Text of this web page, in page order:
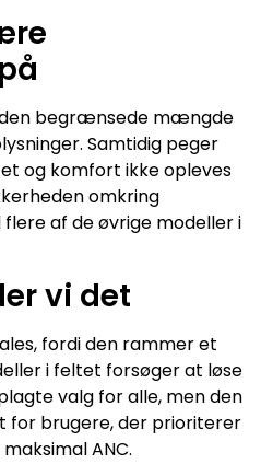
begrænsede mængde
Samtidig peger
og komfort ikke opleves
omkring
af de øvrige modeller i
vi det
fordi den rammer et
i feltet forsøger at løse
valg for alle, men den
brugere, der prioriterer
ANC.